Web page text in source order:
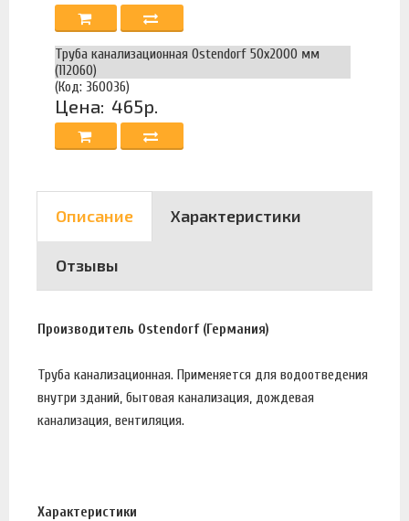
Труба канализационная Ostendorf 50х2000 мм
(112060)
(Код: 360036)
Цена: 465р.
Описание Характеристики
Отзывы
Производитель Ostendorf (Германия)
Труба канализационная. Применяется для водоотведения
внутри зданий, бытовая канализация, дождевая
канализация, вентиляция.
Характеристики